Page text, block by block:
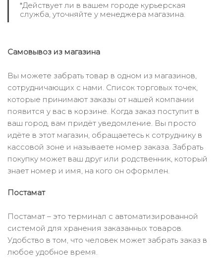
*Действует ли в вашем городе курьерская
служба, уточняйте у менеджера магазина.
Самовывоз из магазина
Вы можете забрать товар в одном из магазинов,
сотрудничающих с нами. Список торговых точек,
которые принимают заказы от нашей компании
появится у вас в корзине. Когда заказ поступит в
ваш город, вам придёт уведомление. Вы просто
идёте в этот магазин, обращаетесь к сотруднику в
кассовой зоне и называете номер заказа. Забрать
покупку может ваш друг или родственник, который
знает номер и имя, на кого он оформлен.
Постамат
Постамат – это терминал с автоматизированной
системой для хранения заказанных товаров.
Удобство в том, что человек может забрать заказ в
любое удобное время.